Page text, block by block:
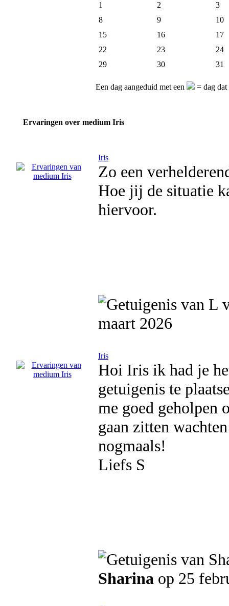
1
2
3
8
9
10
15
16
17
22
23
24
29
30 31
Een dag aangeduid met een = dag
Ervaringen over medium Iris
Iris
Zo een
Hoe jij de situatie
hiervoor.
maart 2026
Iris
Hoi Iris ik had je
getuigenis te
me goed geholpen
gaan zitten
nogmaals!
Liefs S
Sharina op 25